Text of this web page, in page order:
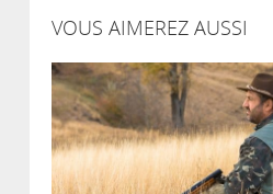
VOUS AIMEREZ AUSSI